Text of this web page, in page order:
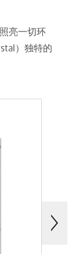
亮一切环
）独特的